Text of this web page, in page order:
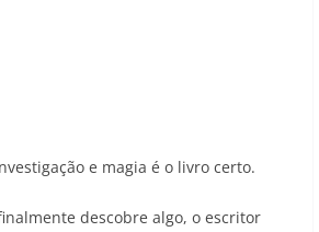
e magia é o livro certo.
descobre algo, o escritor